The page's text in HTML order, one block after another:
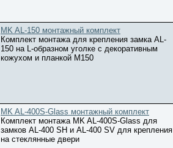
MK AL-150 монтажный комплект
Комплект монтажа для крепления замка AL-
150 на L-образном уголке с декоративным
кожухом и планкой М150
MK AL-400S-Glass монтажный комплект
Комплект монтажа MK AL-400S-Glass для
замков AL-400 SH и AL-400 SV для крепления
на стеклянные двери